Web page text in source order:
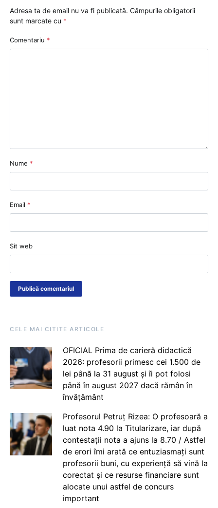
Adresa ta de email nu va fi publicată. Câmpurile obligatorii
sunt marcate cu *
Comentariu *
Nume *
Email *
Sit web
CELE MAI CITITE ARTICOLE
OFICIAL Prima de carieră didactică
2026: profesorii primesc cei 1.500 de
lei până la 31 august și îi pot folosi
până în august 2027 dacă rămân în
învățământ
Profesorul Petruț Rizea: O profesoară a
luat nota 4.90 la Titularizare, iar după
contestații nota a ajuns la 8.70 / Astfel
de erori îmi arată ce entuziasmați sunt
profesorii buni, cu experiență să vină la
corectat și ce resurse financiare sunt
alocate unui astfel de concurs
important